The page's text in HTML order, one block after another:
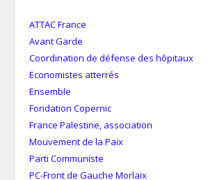
ATTAC France
Avant Garde
Coordination de défense des hôpitaux
Economistes atterrés
Ensemble
Fondation Copernic
France Palestine, association
Mouvement de la Paix
Parti Communiste
PC-Front de Gauche Morlaix